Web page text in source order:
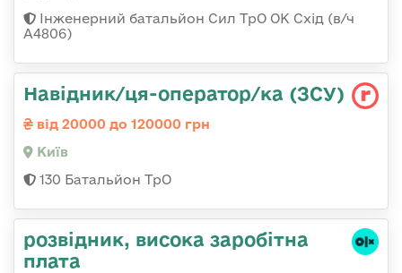
Інженерний батальйон Сил ТрО ОК Схід (в/ч
А4806)
Навідник/ця-оператор/ка (ЗСУ)
від 20000 до 120000 грн
Київ
130 Батальйон ТрО
розвідник, висока заробітна
плата